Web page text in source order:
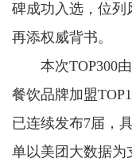
碑成功入选，位列
再添权威背书。
本次TOP300
餐饮品牌加盟
已连续发布7届，
单以美团大数据为